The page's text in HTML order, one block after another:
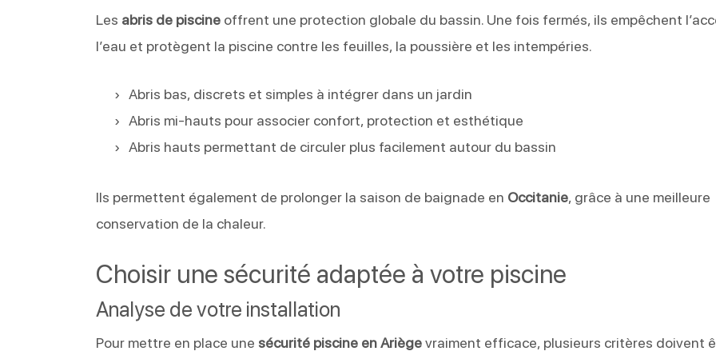
Les abris de piscine offrent une protection globale du bassin. Une fois fermés, ils empêchent
l’eau et protègent la piscine contre les feuilles, la poussière et les intempéries.
Abris bas, discrets et simples à intégrer dans un jardin
Abris mi-hauts pour associer confort, protection et esthétique
Abris hauts permettant de circuler plus facilement autour du bassin
Ils permettent également de prolonger la saison de baignade en Occitanie, grâce à une meilleure
conservation de la chaleur.
Choisir une sécurité adaptée à votre piscine
Analyse de votre installation
Pour mettre en place une sécurité piscine en Ariègevraiment efficace, plusieurs critères doivent